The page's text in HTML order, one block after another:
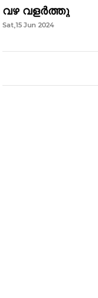
വഴ വളർത്തു
Sat,15 Jun 2024